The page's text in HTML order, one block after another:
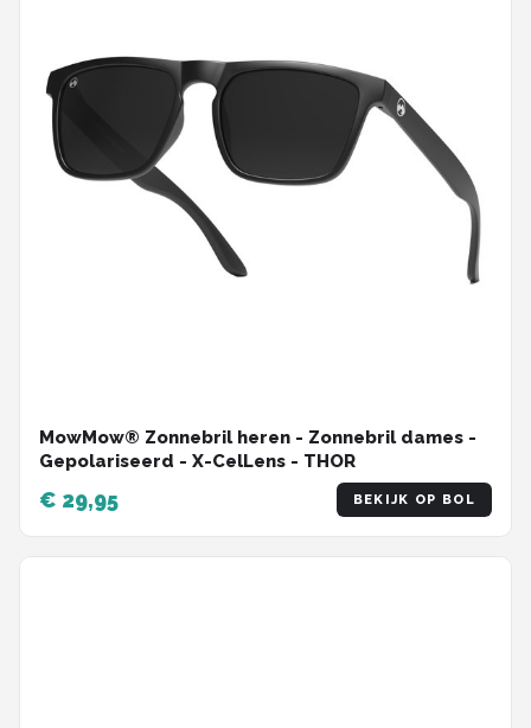
MowMow® Zonnebril heren - Zonnebril dames -
Gepolariseerd - X-CelLens - THOR
€ 29,95 BEKIJK OP BOL